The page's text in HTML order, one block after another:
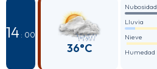
14 : 00
36°C
Nubosidad
Lluvia
Nieve
Humedad